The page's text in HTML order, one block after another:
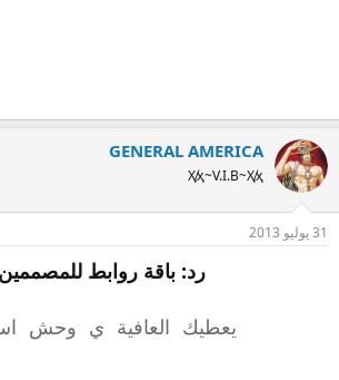
GENERAL AMERICA
Ҳ̸ҳ~V.I.B~Ҳ̸ҳ
31 يوليو 2013
رد: باقة روابط للمصممين
يعطيك العافية ي وحش